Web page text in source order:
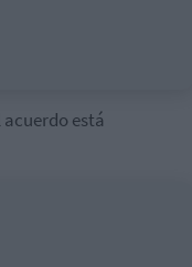
acuerdo está